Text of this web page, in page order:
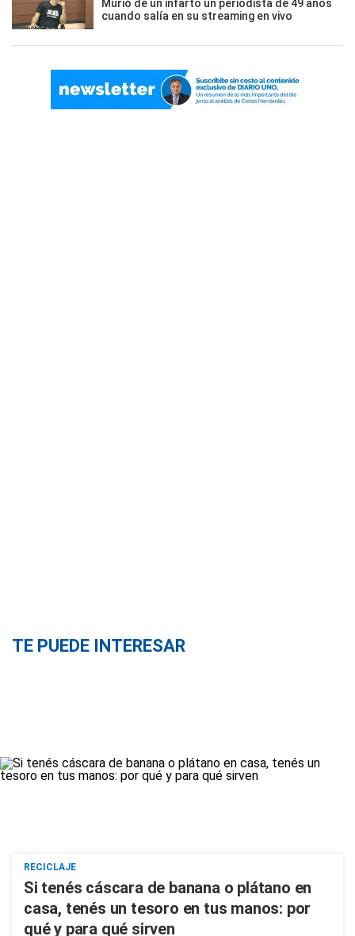
Murió de un infarto un periodista de 49 años
cuando salía en su streaming en vivo
TE PUEDE INTERESAR
RECICLAJE
Si tenés cáscara de banana o plátano en
casa, tenés un tesoro en tus manos: por
qué y para qué sirven